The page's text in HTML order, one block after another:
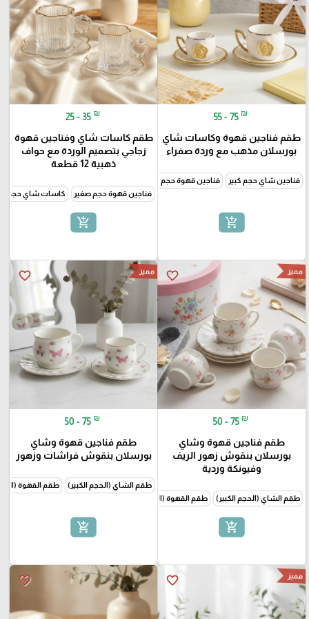
55 - 75 ₪
طقم فناجين قهوة وكاسات شاي
بورسلان مذهب مع وردة صفراء
فناجين شاي حجم كبير فناجين قهوة حجم صغير
add_shopping_cart
25 - 35 ₪
طقم كاسات شاي وفناجين قهوة
زجاجي بتصميم الوردة مع حواف
ذهبية 12 قطعة
فناجين قهوة حجم صغير كاسات شاي حجم
add_shopping_cart
favorite_border مميز
50 - 75 ₪
طقم فناجين قهوة وشاي
بورسلان بنقوش زهور الريف
وفيونكة وردية
طقم الشاي (الحجم الكبير) طقم القهوة (الحجم الصغير)
add_shopping_cart
favorite_border مميز
50 - 75 ₪
طقم فناجين قهوة وشاي
بورسلان بنقوش فراشات وزهور
طقم الشاي (الحجم الكبير) طقم القهوة
add_shopping_cart
favorite_border مميز favorite_border